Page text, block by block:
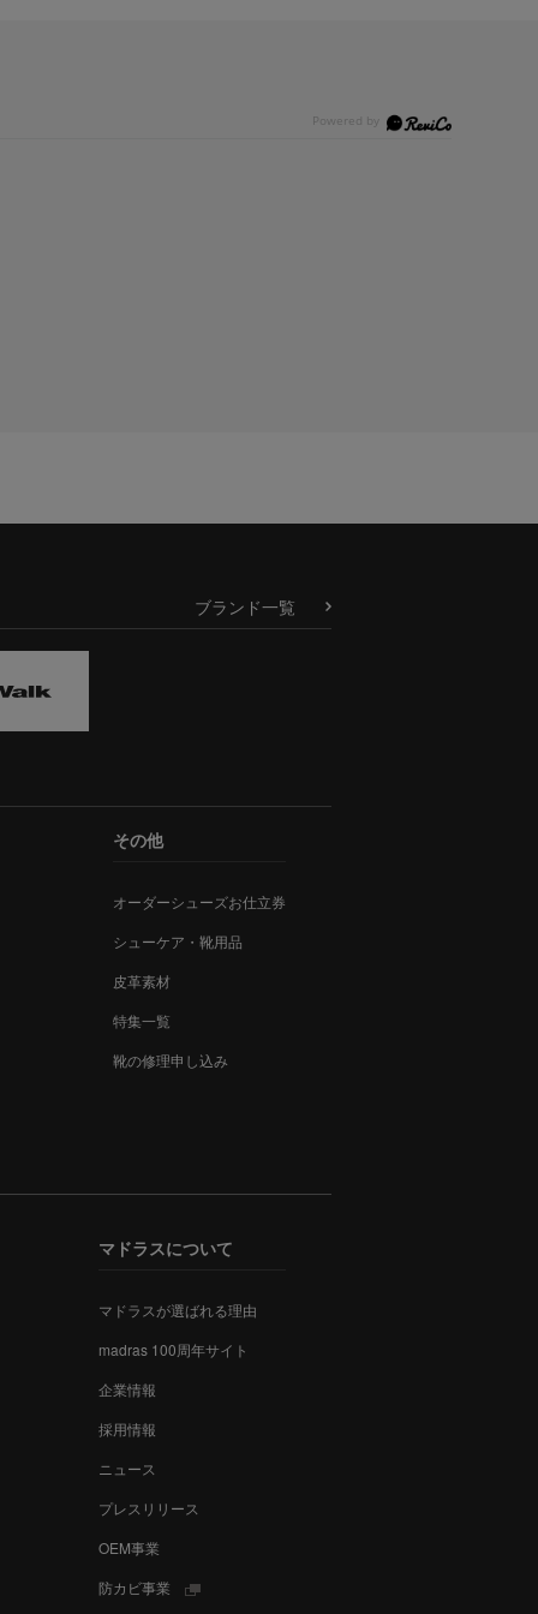
ブランド一覧
その他
オーダーシューズお仕立券
シューケア・靴用品
皮革素材
特集一覧
靴の修理申し込み
マドラスについて
マドラスが選ばれる理由
madras 100周年サイト
企業情報
採用情報
ニュース
プレスリリース
OEM事業
防カビ事業